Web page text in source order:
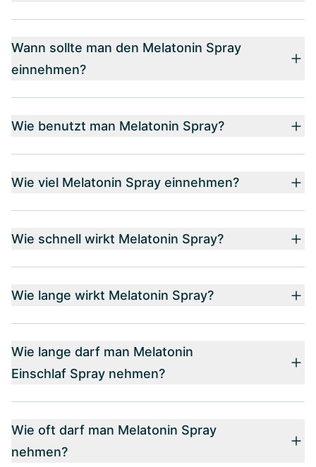
Wann sollte man den Melatonin Spray
einnehmen?
Wie benutzt man Melatonin Spray?
Wie viel Melatonin Spray einnehmen?
Wie schnell wirkt Melatonin Spray?
Wie lange wirkt Melatonin Spray?
Wie lange darf man Melatonin
Einschlaf Spray nehmen?
Wie oft darf man Melatonin Spray
nehmen?